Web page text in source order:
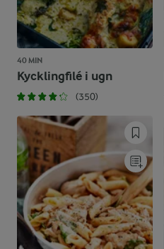
40 MIN
Kycklingfilé i ugn
(350)